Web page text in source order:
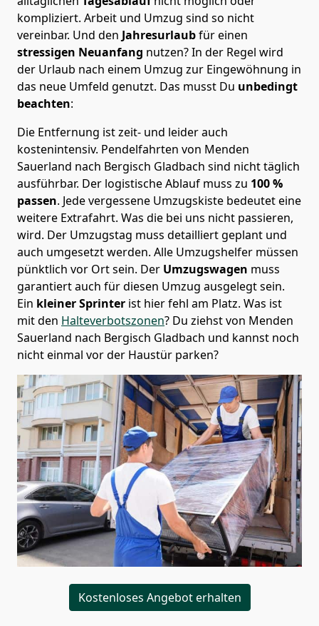
kompliziert. Arbeit und Umzug sind so nicht
vereinbar. Und den Jahresurlaubfür einen
stressigen Neuanfang nutzen? In der Regel wird
der Urlaub nach einem Umzug zur Eingewöhnung in
das neue Umfeld genutzt. Das musst Du unbedingt
beachten:
Die Entfernung ist zeit- und leider auch
kostenintensiv. Pendelfahrten von Menden
Sauerland nach Bergisch Gladbach sind nicht täglich
ausführbar. Der logistische Ablauf muss zu 100 %
passen. Jede vergessene Umzugskiste bedeutet eine
weitere Extrafahrt. Was die bei uns nicht passieren,
wird. Der Umzugstag muss detailliert geplant und
auch umgesetzt werden. Alle Umzugshelfer müssen
pünktlich vor Ort sein. Der Umzugswagen muss
garantiert auch für diesen Umzug ausgelegt sein.
Ein kleiner Sprinter ist hier fehl am Platz. Was ist
mit den Halteverbotszonen? Du ziehst von Menden
Sauerland nach Bergisch Gladbach und kannst noch
nicht einmal vor der Haustür parken?
Kostenloses Angebot erhalten